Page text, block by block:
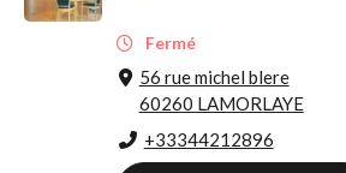
Fermé
56 rue michel blere
60260 LAMORLAYE
+33344212896